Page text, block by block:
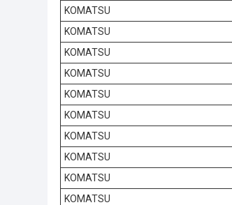
KOMATSU
KOMATSU
KOMATSU
KOMATSU
KOMATSU
KOMATSU
KOMATSU
KOMATSU
KOMATSU
KOMATSU